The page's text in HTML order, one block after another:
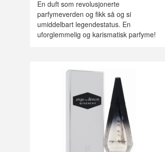
En duft som revolusjonerte
parfymeverden og fikk så og si
umiddelbart legendestatus. En
uforglemmelig og karismatisk parfyme!